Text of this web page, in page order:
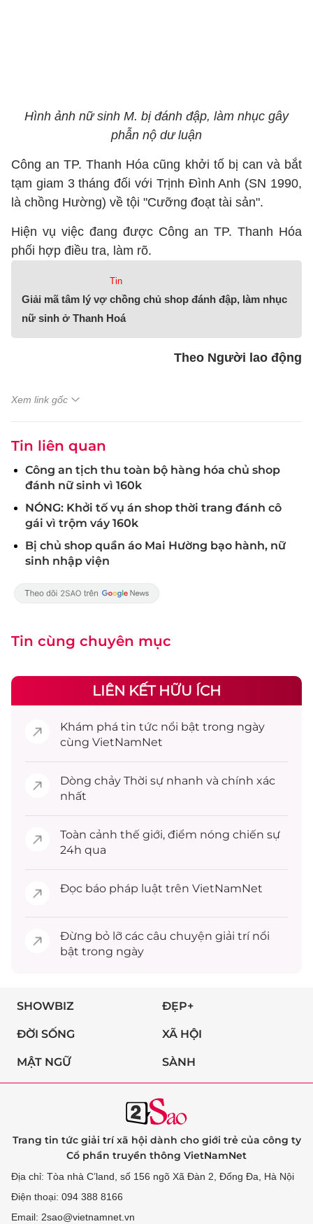
Hình ảnh nữ sinh M. bị đánh đập, làm nhục gây
phẫn nộ dư luận
Công an TP. Thanh Hóa cũng khởi tố bị can và bắt
tạm giam 3 tháng đối với Trịnh Đình Anh (SN 1990,
là chồng Hường) về tội "Cưỡng đoạt tài sản".
Hiện vụ việc đang được Công an TP. Thanh Hóa
phối hợp điều tra, làm rõ.
Tin
Giải mã tâm lý vợ chồng chủ shop đánh đập, làm nhục
nữ sinh ở Thanh Hoá
Theo Người lao động
Xem link gốc
Tin liên quan
Công an tịch thu toàn bộ hàng hóa chủ shop
đánh nữ sinh vì 160k
NÓNG: Khởi tố vụ án shop thời trang đánh cô
gái vì trộm váy 160k
Bị chủ shop quần áo Mai Hường bạo hành, nữ
sinh nhập viện
Tin cùng chuyên mục
LIÊN KẾT HỮU ÍCH
Khám phá tin tức nổi bật trong ngày
cùng VietNamNet
Dòng chảy Thời sự nhanh và chính xác
nhất
Toàn cảnh thế giới, điểm nóng chiến sự
24h qua
Đọc báo pháp luật trên VietNamNet
Đừng bỏ lỡ các câu chuyện giải trínổi
bật trong ngày
SHOWBIZ ĐẸP+
ĐỜI SỐNG XÃ HỘI
MẬT NGỮ SÀNH
Trang tin tức giải trí xã hội dành cho giới trẻ của công ty
Cổ phần truyền thông VietNamNet
Địa chỉ: Tòa nhà C’land, số 156 ngõ Xã Đàn 2, Đống Đa, Hà Nội
Điện thoại: 094 388 8166
Email: 2sao@vietnamnet.vn